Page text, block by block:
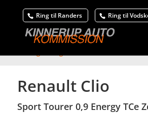
Ring til Randers Ring til
Renault Clio
Sport Tourer 0,9 Energy TCe